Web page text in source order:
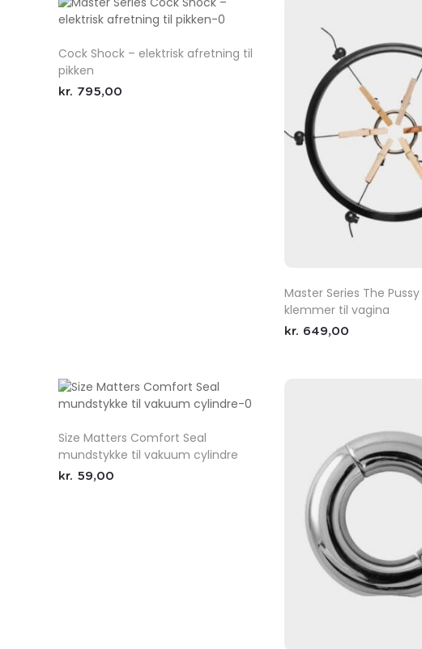
Cock Shock – elektrisk afretning til
pikken
kr. 795,00
Master Series The
klemmer til vagina
kr. 649,00
Size Matters Comfort Seal
mundstykke til vakuum cylindre
kr. 59,00